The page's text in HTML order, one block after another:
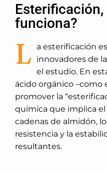
funciona?
L a esterificación
innovadores de
el estudio. En
ácido orgánico –como
promover la
química que implica
cadenas de almidón,
resistencia y la
resultantes.